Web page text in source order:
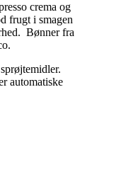
crema og
frugt i smagen
Bønner fra
automatiske